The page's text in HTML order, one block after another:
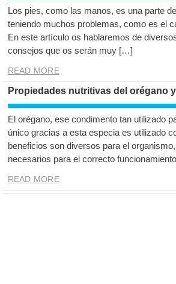
Los pies, como las manos, es una parte
teniendo muchos problemas, como es el
En este artículo os hablaremos de
consejos que os serán muy […]
READ MORE
Propiedades nutritivas del orégano
El orégano, ese condimento tan utilizado
único gracias a esta especia es utilizado
beneficios son diversos para el
necesarios para el correcto
READ MORE